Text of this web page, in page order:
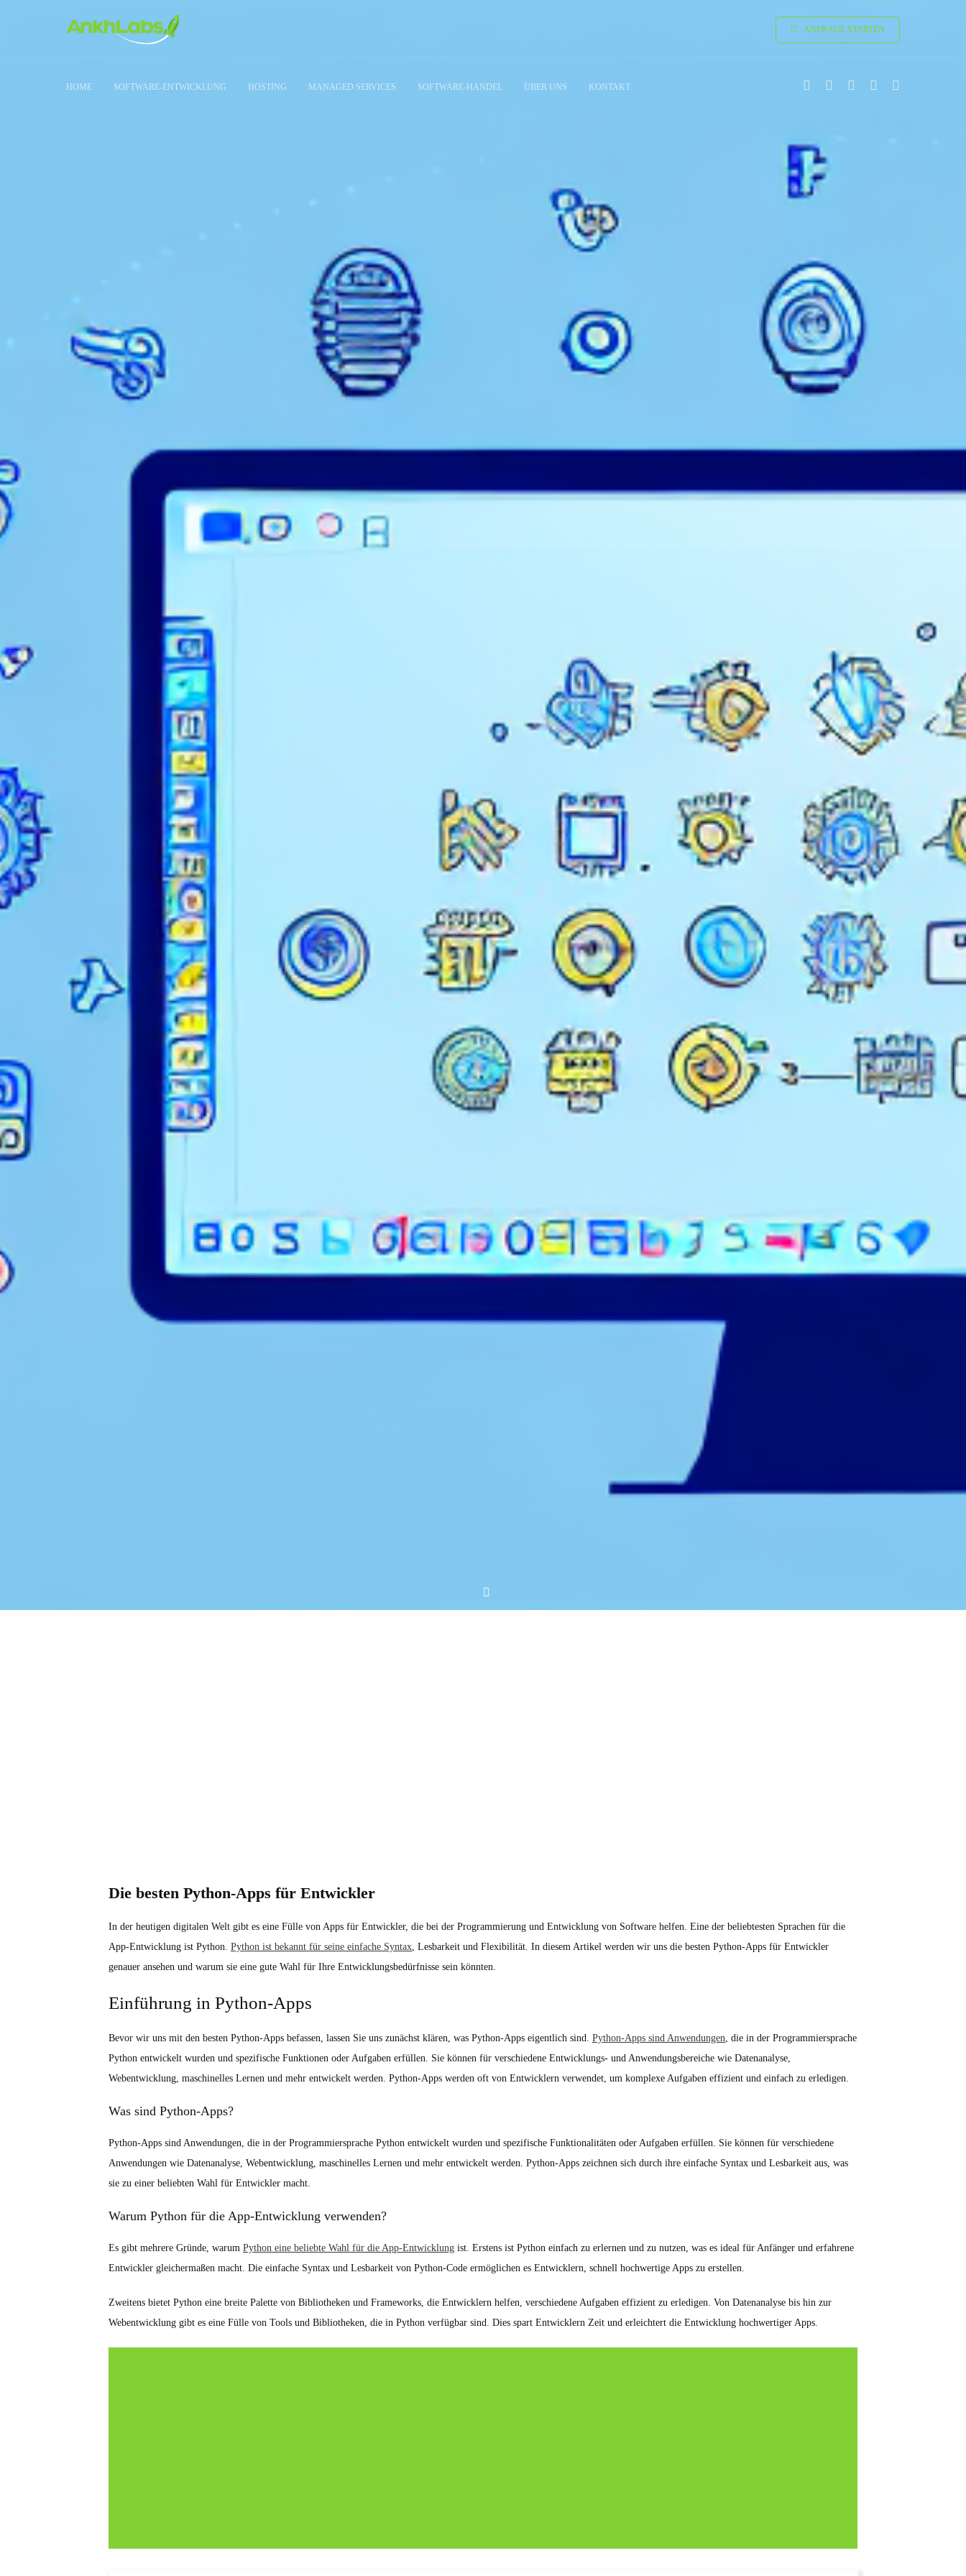
ANFRAGE STARTEN
HOME SOFTWARE-ENTWICKLUNG HOSTING MANAGED SERVICES SOFTWARE-HANDEL ÜBER UNS KONTAKT
Die besten Python-Apps für Entwickler
In der heutigen digitalen Welt gibt es eine Fülle von Apps für Entwickler, die bei der Programmierung und Entwicklung von Software helfen. Eine der beliebtesten Sprachen für die
App-Entwicklung ist Python. Python ist bekannt für seine einfache Syntax, Lesbarkeit und Flexibilität. In diesem Artikel werden wir uns die besten Python-Apps für Entwickler
genauer ansehen und warum sie eine gute Wahl für Ihre Entwicklungsbedürfnisse sein könnten.
Einführung in Python-Apps
Bevor wir uns mit den besten Python-Apps befassen, lassen Sie uns zunächst klären, was Python-Apps eigentlich sind. Python-Apps sind Anwendungen, die in der Programmiersprache
Python entwickelt wurden und spezifische Funktionen oder Aufgaben erfüllen. Sie können für verschiedene Entwicklungs- und Anwendungsbereiche wie Datenanalyse,
Webentwicklung, maschinelles Lernen und mehr entwickelt werden. Python-Apps werden oft von Entwicklern verwendet, um komplexe Aufgaben effizient und einfach zu erledigen.
Was sind Python-Apps?
Python-Apps sind Anwendungen, die in der Programmiersprache Python entwickelt wurden und spezifische Funktionalitäten oder Aufgaben erfüllen. Sie können für verschiedene
Anwendungen wie Datenanalyse, Webentwicklung, maschinelles Lernen und mehr entwickelt werden. Python-Apps zeichnen sich durch ihre einfache Syntax und Lesbarkeit aus, was
sie zu einer beliebten Wahl für Entwickler macht.
Warum Python für die App-Entwicklung verwenden?
Es gibt mehrere Gründe, warum Python eine beliebte Wahl für die App-Entwicklung ist. Erstens ist Python einfach zu erlernen und zu nutzen, was es ideal für Anfänger und erfahrene
Entwickler gleichermaßen macht. Die einfache Syntax und Lesbarkeit von Python-Code ermöglichen es Entwicklern, schnell hochwertige Apps zu erstellen.
Zweitens bietet Python eine breite Palette von Bibliotheken und Frameworks, die Entwicklern helfen, verschiedene Aufgaben effizient zu erledigen. Von Datenanalyse bis hin zur
Webentwicklung gibt es eine Fülle von Tools und Bibliotheken, die in Python verfügbar sind. Dies spart Entwicklern Zeit und erleichtert die Entwicklung hochwertiger Apps.